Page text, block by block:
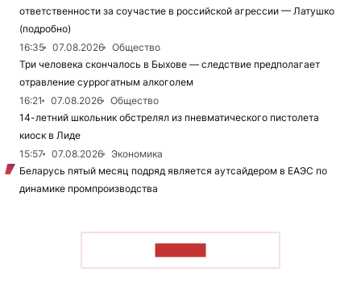
ответственности за соучастие в российской агрессии — Латушко
(подробно)
16:35
07.08.2026
Общество
Три человека скончалось в Быхове — следствие предполагает
отравление суррогатным алкоголем
16:21
07.08.2026
Общество
14-летний школьник обстрелял из пневматического пистолета
киоск в Лиде
15:57
07.08.2026
Экономика
Беларусь пятый месяц подряд является аутсайдером в ЕАЭС по
динамике промпроизводства